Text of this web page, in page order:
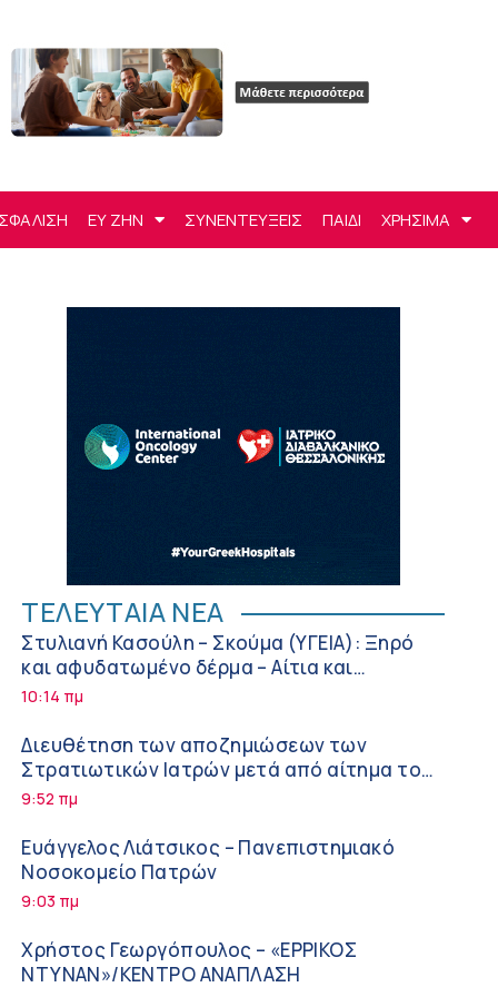
ΕΥ ΖΗΝ ΣΥΝΕΝΤΕΥΞΕΙΣ ΠΑΙΔΙ ΧΡΗΣΙΜΑ
ΤΕΛΕΥΤΑΙΑ ΝΕΑ
Στυλιανή Κασούλη – Σκούμα (ΥΓΕΙΑ): Ξηρό
και αφυδατωμένο δέρμα – Αίτια και
αντιμετώπιση
10:14 πμ
Διευθέτηση των αποζημιώσεων των
Στρατιωτικών Ιατρών μετά από αίτημα του
ΙΣΑ
9:52 πμ
Ευάγγελος Λιάτσικος – Πανεπιστημιακό
Νοσοκομείο Πατρών
9:03 πμ
Χρήστος Γεωργόπουλος – «ΕΡΡΙΚΟΣ
ΝΤΥΝΑΝ»/ΚΕΝΤΡΟ ΑΝΑΠΛΑΣΗ